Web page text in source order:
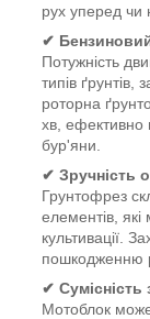
рух уперед чи
✔
Потужність
типів
роторна
хв, ефективно
бур'яни.
✔ Зручність
Грунтофрез
елементів,
культивації.
пошкодженню
✔
Мотоблок може